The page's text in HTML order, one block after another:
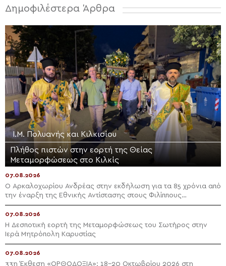
Δημοφιλέστερα Άρθρα
Ι.Μ. Πολυανής και Κιλκισίου
Πλήθος πιστών στην εορτή της Θείας
Μεταμορφώσεως στο Κιλκίς
07.08.2026
Ο Αρκαλοχωρίου Ανδρέας στην εκδήλωση για τα 85 χρόνια από
την έναρξη της Εθνικής Αντίστασης στους Φιλίππους
Μονοφατσίου
07.08.2026
Η Δεσποτική εορτή της Μεταμορφώσεως του Σωτήρος στην
Ιερά Μητρόπολη Καρυστίας
07.08.2026
33η Έκθεση «ΟΡΘΟΔΟΞΙΑ»: 18-20 Οκτωβρίου 2026 στη